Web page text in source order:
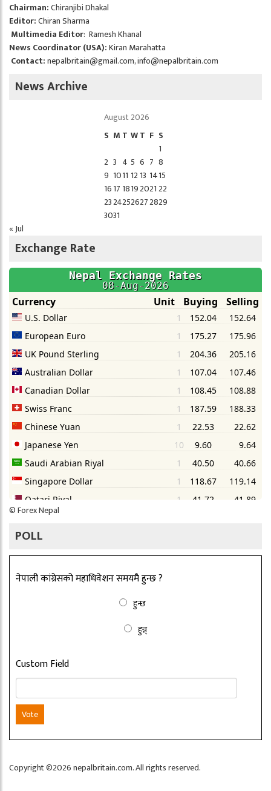
Chairman:Chiranjibi Dhakal
Editor:Chiran Sharma
Multimedia Editor: Ramesh Khanal
News Coordinator (USA):Kiran Marahatta
Contact:nepalbritain@gmail.com,info@nepalbritain.com
News Archive
August 2026
S M T WT F S
1
2 3 4 5 6 7 8
9 1011 12 13 1415
1617 1819202122
23242526272829
3031
« Jul
Exchange Rate
©Forex Nepal
POLL
नेपाली कांग्रेसको महाधिवेशन समयमै हुन्छ ?
हुन्छ
हुन्न्
Custom Field
Vote
Copyright ©2026 nepalbritain.com. All rights reserved.